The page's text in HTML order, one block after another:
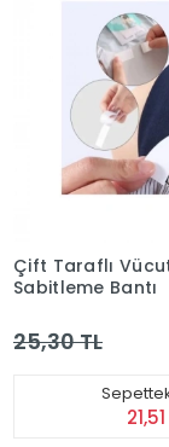
Çift Taraflı
Sabitleme Bantı
25,30 TL